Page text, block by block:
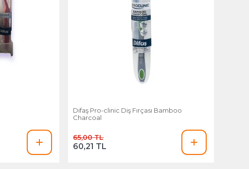
Difaş Pro-clinic Diş Fırçası Bamboo
Charcoal
65,00 TL
60,21 TL